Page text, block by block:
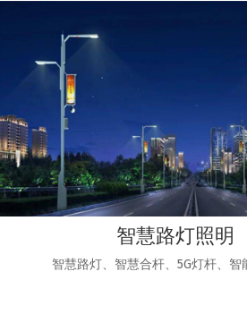
智慧路灯照明
智慧路灯、智慧合杆、5G灯杆、